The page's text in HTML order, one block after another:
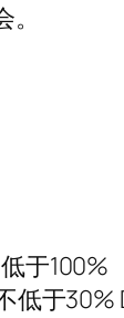
于100%
低于30%